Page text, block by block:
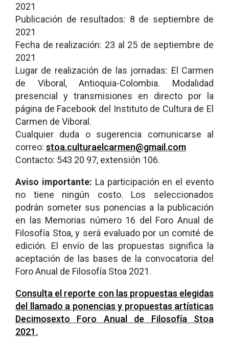
2021
Publicación de resultados: 8 de septiembre de
2021
Fecha de realización: 23 al 25 de septiembre de
2021
Lugar de realización de las jornadas: El Carmen
de Viboral, Antioquia-Colombia. Modalidad
presencial y transmisiones en directo por la
página de Facebook del Instituto de Cultura de El
Carmen de Viboral.
Cualquier duda o sugerencia comunicarse al
correo: stoa.culturaelcarmen@gmail.com
Contacto: 543 20 97, extensión 106.
Aviso importante: La participación en el evento
no tiene ningún costo. Los seleccionados
podrán someter sus ponencias a la publicación
en las Memorias número 16 del Foro Anual de
Filosofía Stoa, y será evaluado por un comité de
edición. El envío de las propuestas significa la
aceptación de las bases de la convocatoria del
Foro Anual de Filosofía Stoa 2021.
Consulta el reporte con las propuestas elegidas
del llamado a ponencias y propuestas artísticas
Decimosexto Foro Anual de Filosofía Stoa
2021.